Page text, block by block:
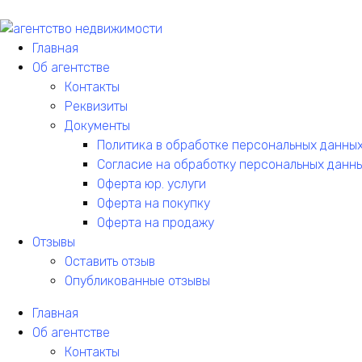
Главная
Об агентстве
Контакты
Реквизиты
Документы
Политика в обработке персональных
Согласие на обработку персональных
Оферта юр. услуги
Оферта на покупку
Оферта на продажу
Отзывы
Оставить отзыв
Опубликованные отзывы
Главная
Об агентстве
Контакты